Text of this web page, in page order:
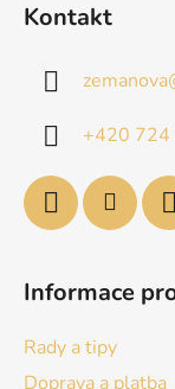
Kontakt
zemanova
+420
Informace
Rady a tipy
Doprava a platba